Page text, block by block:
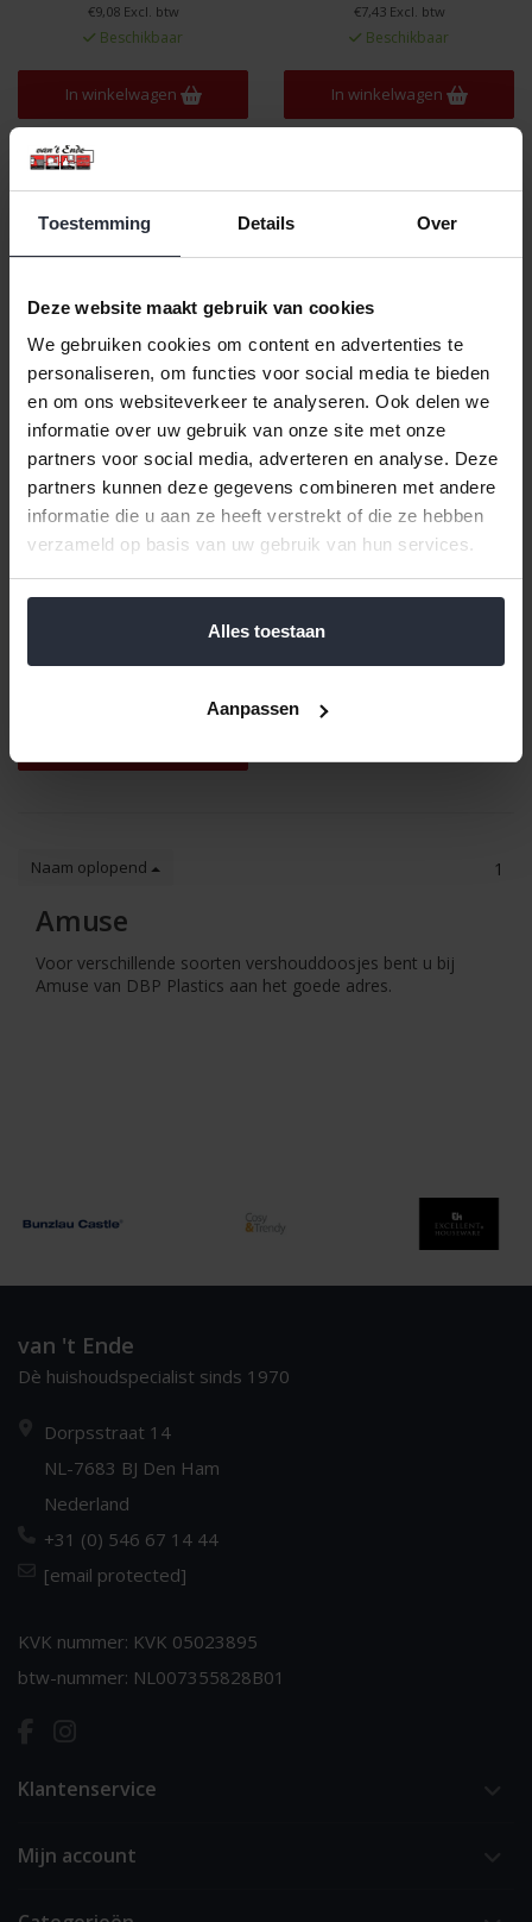
Toestemming Details Over
Deze website maakt gebruik van cookies
We gebruiken cookies om content en advertenties te
personaliseren, om functies voor social media te bieden
en om ons websiteverkeer te analyseren. Ook delen we
informatie over uw gebruik van onze site met onze
partners voor social media, adverteren en analyse. Deze
partners kunnen deze gegevens combineren met andere
informatie die u aan ze heeft verstrekt of die ze hebben
verzameld op basis van uw gebruik van hun services.
Alles toestaan
Aanpassen
€9,08 Excl. btw
Beschikbaar
In winkelwagen
€7,43 Excl. btw
Beschikbaar
In winkelwagen
Veilig achteraf betalen, tot 14 dagen na aankoop
Gratis verzending vanaf €60,=
Eenvoudig retour, 30 dagen bedenktijd
Alaska Bio lichtgroen set/3
€5,78 Excl. btw
Naam oplopend 1
Amuse
Voor verschillende soorten vershouddoosjes bent u bij
Amuse van DBP Plastics aan het goede adres.
van 't Ende
Dè huishoudspecialist sinds 1970
Dorpsstraat 14
NL-7683 BJ Den Ham
Nederland
+31 (0) 546 67 14 44
[email protected]
KVK nummer: KVK 05023895
btw-nummer: NL007355828B01
Klantenservice
Mijn account